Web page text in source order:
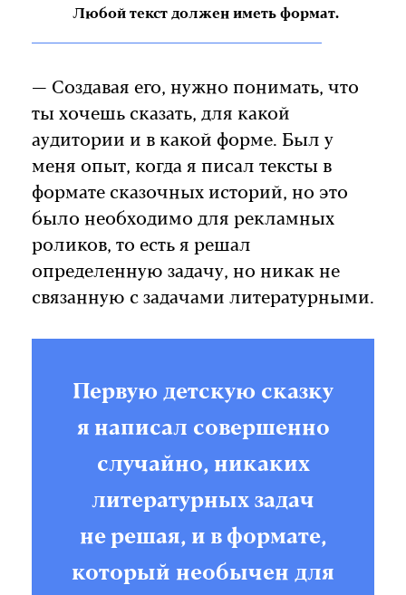
Любой текст должен иметь формат.
— Создавая его, нужно понимать, что
ты хочешь сказать, для какой
аудитории и в какой форме. Был у
меня опыт, когда я писал тексты в
формате сказочных историй, но это
было необходимо для рекламных
роликов, то есть я решал
определенную задачу, но никак не
связанную с задачами литературными.
Первую детскую сказку
я написал совершенно
случайно, никаких
литературных задач
не решая, и в формате,
который необычен для